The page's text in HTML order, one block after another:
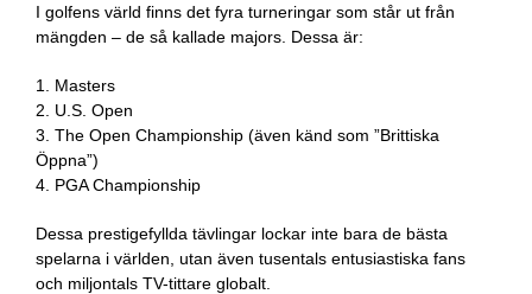
I golfens värld finns det fyra turneringar som står ut från
mängden – de så kallade majors. Dessa är:
1. Masters
2. U.S. Open
3. The Open Championship (även känd som ”Brittiska
Öppna”)
4. PGA Championship
Dessa prestigefyllda tävlingar lockar inte bara de bästa
spelarna i världen, utan även tusentals entusiastiska fans
och miljontals TV-tittare globalt.